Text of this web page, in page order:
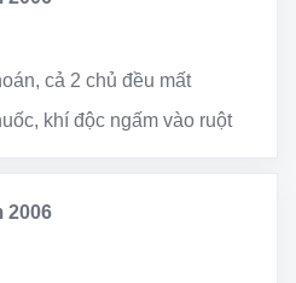
cả 2 chủ đều mất
khí độc ngấm vào ruột
2006